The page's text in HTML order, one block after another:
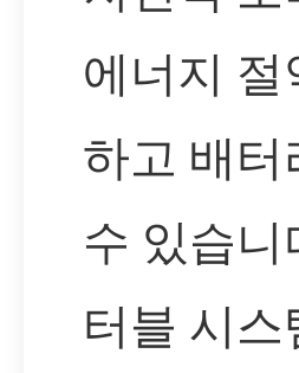
에너지
하고 배
수 있습
터블 시